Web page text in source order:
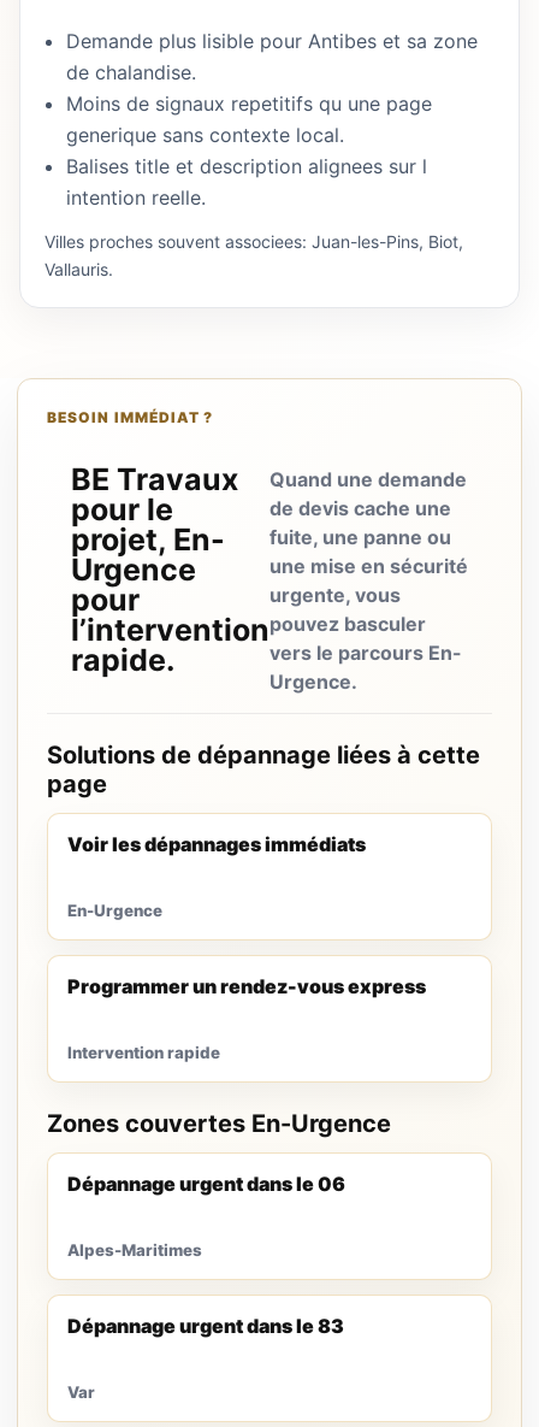
Demande plus lisible pour Antibes et sa zone
de chalandise.
Moins de signaux repetitifs qu une page
generique sans contexte local.
Balises title et description alignees sur l
intention reelle.
Villes proches souvent associees: Juan-les-Pins, Biot,
Vallauris.
BESOIN IMMÉDIAT ?
BE Travaux
pour le
projet, En-
Urgence
pour
l’intervention
rapide.
Quand une demande
de devis cache une
fuite, une panne ou
une mise en sécurité
urgente, vous
pouvez basculer
vers le parcours En-
Urgence.
Solutions de dépannage liées à cette
page
Voir les dépannages immédiats
En-Urgence
Programmer un rendez-vous express
Intervention rapide
Zones couvertes En-Urgence
Dépannage urgent dans le 06
Alpes-Maritimes
Dépannage urgent dans le 83
Var